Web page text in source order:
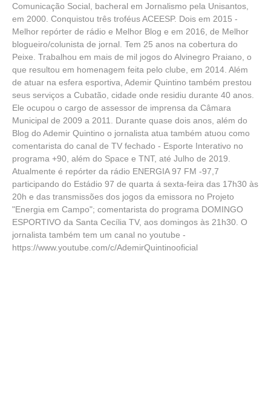
Comunicação Social, bacheral em Jornalismo pela Unisantos,
em 2000. Conquistou três troféus ACEESP. Dois em 2015 -
Melhor repórter de rádio e Melhor Blog e em 2016, de Melhor
blogueiro/colunista de jornal. Tem 25 anos na cobertura do
Peixe. Trabalhou em mais de mil jogos do Alvinegro Praiano, o
que resultou em homenagem feita pelo clube, em 2014. Além
de atuar na esfera esportiva, Ademir Quintino também prestou
seus serviços a Cubatão, cidade onde residiu durante 40 anos.
Ele ocupou o cargo de assessor de imprensa da Câmara
Municipal de 2009 a 2011. Durante quase dois anos, além do
Blog do Ademir Quintino o jornalista atua também atuou como
comentarista do canal de TV fechado - Esporte Interativo no
programa +90, além do Space e TNT, até Julho de 2019.
Atualmente é repórter da rádio ENERGIA 97 FM -97,7
participando do Estádio 97 de quarta á sexta-feira das 17h30 às
20h e das transmissões dos jogos da emissora no Projeto
"Energia em Campo"; comentarista do programa DOMINGO
ESPORTIVO da Santa Cecília TV, aos domingos às 21h30. O
jornalista também tem um canal no youtube -
https://www.youtube.com/c/AdemirQuintinooficial